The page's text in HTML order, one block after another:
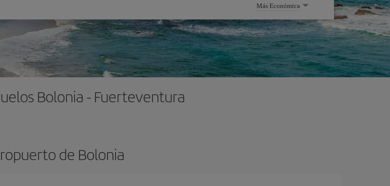
Más Económica
Bolonia - Fuerteventura
de Bolonia